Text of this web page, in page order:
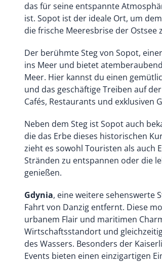
das für seine entspannte
ist. Sopot ist der ideale Ort, um
die frische Meeresbrise der Ostsee
Der berühmte Steg von Sopot,
ins Meer und bietet
Meer. Hier kannst du einen
und das geschäftige Treiben auf der
Cafés, Restaurants und exklusiven
Neben dem Steg ist Sopot auch
die das Erbe dieses historischen
zieht es sowohl Touristen als auch
Stränden zu entspannen oder die
genießen.
Gdynia, eine weitere sehenswerte
Fahrt von Danzig entfernt. Diese
urbanem Flair und maritimen
Wirtschaftsstandort und
des Wassers. Besonders der
Events bieten einen einzigartigen